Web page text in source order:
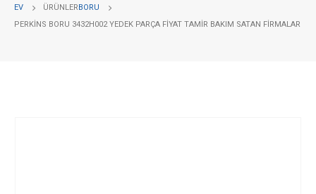
EV ÜRÜNLERBORU
PERKINS BORU 3432H002 YEDEK PARÇA FIYAT TAMIR BAKIM SATAN FIRMALAR